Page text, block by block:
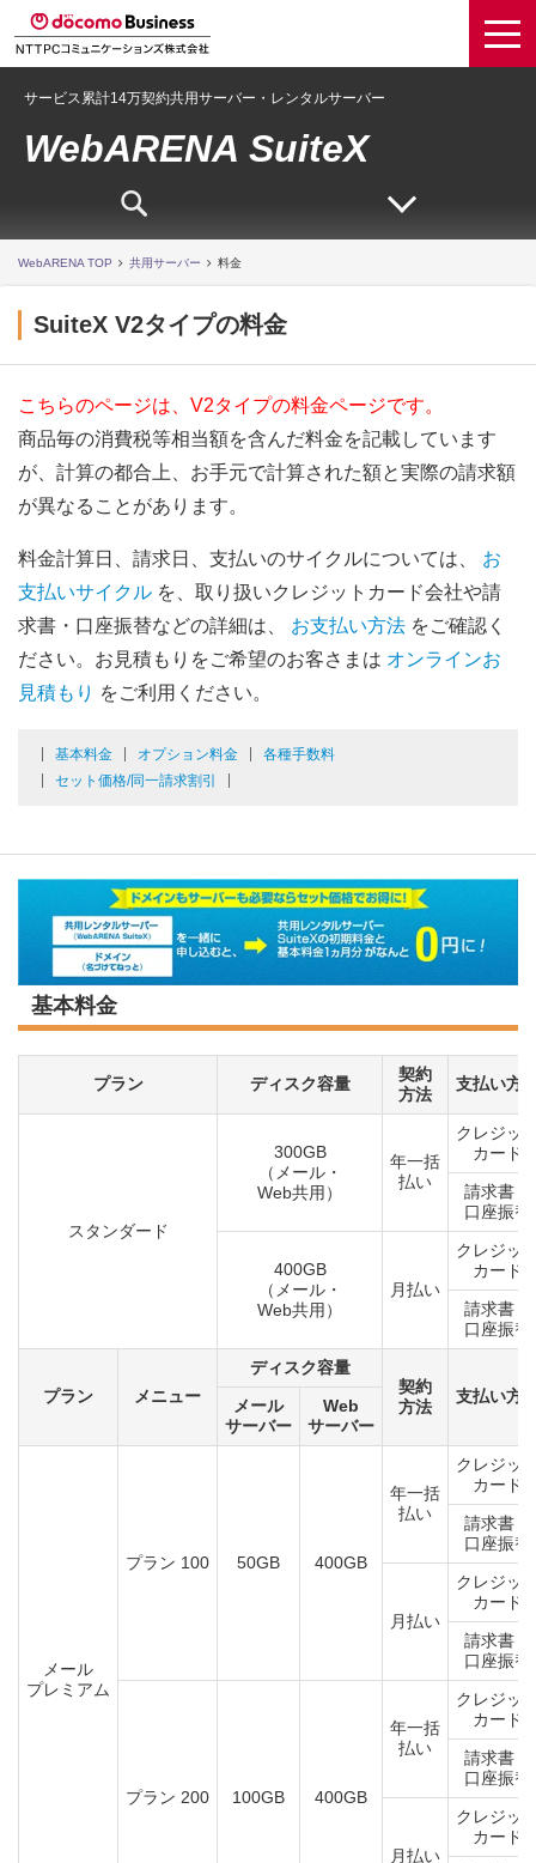
サービス累計14万契約共用サーバー・レンタルサーバー
WebARENA SuiteX
WebARENA TOP 共用サーバー 料金
SuiteX V2タイプの料金
こちらのページは、V2タイプの料金ページです。
商品毎の消費税等相当額を含んだ料金を記載しています
が、計算の都合上、お手元で計算された額と実際の請求額
が異なることがあります。
料金計算日、請求日、支払いのサイクルについては、 お
支払いサイクル を、取り扱いクレジットカード会社や請
求書・口座振替などの詳細は、 お支払い方法 をご確認く
ださい。お見積もりをご希望のお客さまは オンラインお
見積もり をご利用ください。
基本料金 オプション料金
各種手数料
セット価格/同一請求割引
基本料金
プラン ディスク容量
契約
方法
支払い方
スタンダード
300GB
（メール・
Web共用）
年一括
払い
クレジッ
カード
請求書・
口座振替
400GB
（メール・
Web共用）
月払い
クレジッ
カード
請求書・
口座振替
プラン メニュー
ディスク容量
契約
方法
支払い方
メール
サーバー
Web
サーバー
メール
プレミアム
プラン 100 50GB 400GB
年一括
払い
クレジッ
カード
請求書・
口座振替
月払い
クレジッ
カード
請求書・
口座振替
プラン 200 100GB 400GB
年一括
払い
クレジッ
カード
請求書・
口座振替
月払い
クレジッ
カード